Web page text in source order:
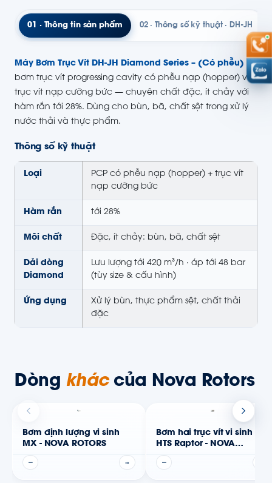
01 · Thông tin sản phẩm 02 · Thông số kỹ thuật · DH-JH
Máy Bơm Trục Vít DH-JH Diamond Series – (Có phễu) là
bơm trục vít progressing cavity có phễu nạp (hopper) và
trục vít nạp cưỡng bức — chuyên chất đặc, ít chảy với
hàm rắn tới 28%. Dùng cho bùn, bã, chất sệt trong xử lý
nước thải và thực phẩm.
Thông số kỹ thuật
Loại
PCP có phễu nạp (hopper) + trục vít
nạp cưỡng bức
Hàm rắn tới 28%
Môi chất Đặc, ít chảy: bùn, bã, chất sệt
Dải dòng
Diamond
Lưu lượng tới 420 m³/h · áp tới 48 bar
(tùy size & cấu hình)
Ứng dụng
Xử lý bùn, thực phẩm sệt, chất thải
đặc
Dòng kháccủa Nova Rotors
Bơm định lượng vi sinh
MX - NOVA ROTORS
— →
Bơm hai trục vít vi sinh
HTS Raptor - NOVA
ROTORS
—